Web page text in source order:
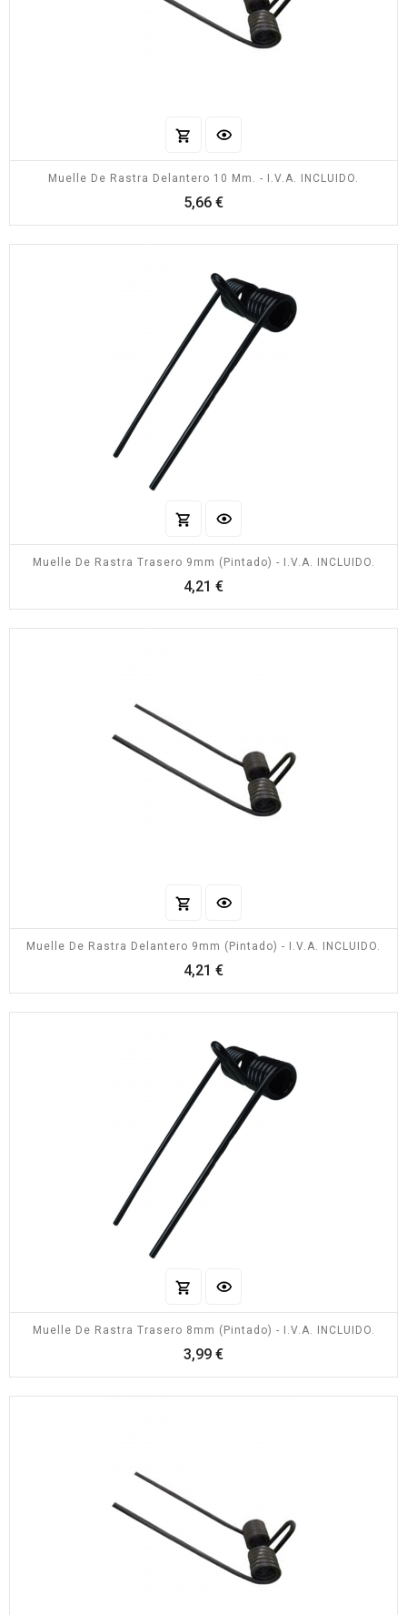
Muelle De Rastra Delantero 10 Mm. - I.V.A. INCLUIDO.
5,66 €Precio
Muelle De Rastra Trasero 9mm (pintado) - I.V.A. INCLUIDO.
4,21 €Precio
Muelle De Rastra Delantero 9mm (pintado) - I.V.A. INCLUIDO.
4,21 €Precio
Muelle De Rastra Trasero 8mm (pintado) - I.V.A. INCLUIDO.
3,99 €Precio